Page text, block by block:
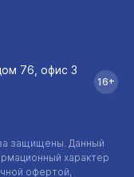
защищены. Данный
характер
офертой,
76, офис 3
16+